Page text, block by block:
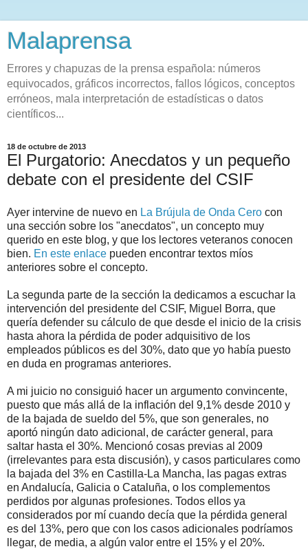
Malaprensa
Errores y chapuzas de la prensa española: números
equivocados, gráficos incorrectos, fallos lógicos, conceptos
erróneos, mala interpretación de estadísticas o datos
científicos...
18 de octubre de 2013
El Purgatorio: Anecdatos y un pequeño
debate con el presidente del CSIF
Ayer intervine de nuevo en La Brújula de Onda Cero con
una sección sobre los "anecdatos", un concepto muy
querido en este blog, y que los lectores veteranos conocen
bien. En este enlace pueden encontrar textos míos
anteriores sobre el concepto.
La segunda parte de la sección la dedicamos a escuchar la
intervención del presidente del CSIF, Miguel Borra, que
quería defender su cálculo de que desde el inicio de la crisis
hasta ahora la pérdida de poder adquisitivo de los
empleados públicos es del 30%, dato que yo había puesto
en duda en programas anteriores.
A mi juicio no consiguió hacer un argumento convincente,
puesto que más allá de la inflación del 9,1% desde 2010 y
de la bajada de sueldo del 5%, que son generales, no
aportó ningún dato adicional, de carácter general, para
saltar hasta el 30%. Mencionó cosas previas al 2009
(irrelevantes para esta discusión), y casos particulares como
la bajada del 3% en Castilla-La Mancha, las pagas extras
en Andalucía, Galicia o Cataluña, o los complementos
perdidos por algunas profesiones. Todos ellos ya
considerados por mí cuando decía que la pérdida general
es del 13%, pero que con los casos adicionales podríamos
llegar, de media, a algún valor entre el 15% y el 20%.